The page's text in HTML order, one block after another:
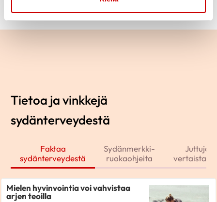
Tietoa ja vinkkejä
sydänterveydestä
Faktaa
sydänterveydestä
Sydänmerkki-
ruokaohjeita
Juttuja
Mielen hyvinvointia voi vahvistaa
arjen teoilla